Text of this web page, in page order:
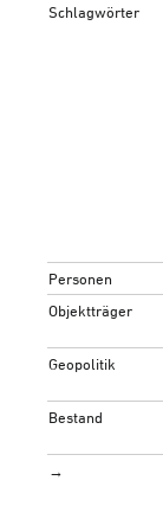
Schlagwörter
Personen
Objektträger
Geopolitik
Bestand
→